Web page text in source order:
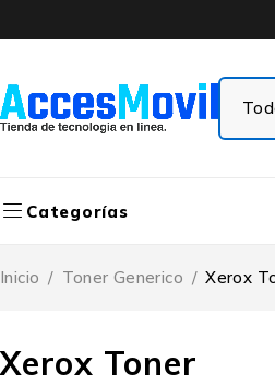
Categorías
Xerox Toner
Inicio / Toner Generico / Xerox